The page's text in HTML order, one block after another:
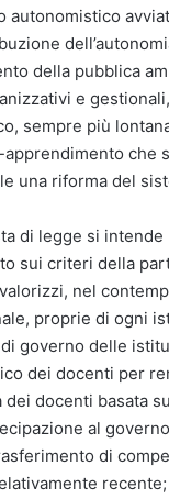
della pubblica
e
sempre più
che
una riforma del
di legge si intende
sui criteri della
nel
proprie di ogni
governo delle
dei docenti per
docenti basata
al
di